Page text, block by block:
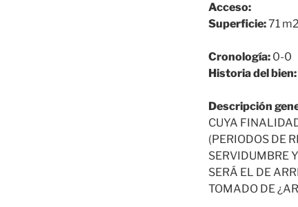
Acceso:
Superficie:71 m2
Cronología: 0-0
Historia del bien:
Descripción
CUYA
(PERIODOS DE
SERVIDUMBRE
SERÁ EL DE
TOMADO DE